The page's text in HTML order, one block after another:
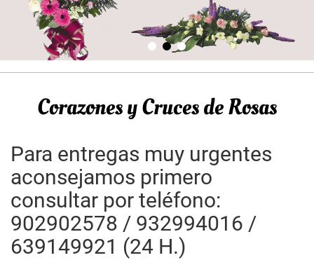
Corazones y Cruces de Rosas
Para entregas muy urgentes
aconsejamos primero
consultar por teléfono:
902902578 / 932994016 /
639149921 (24 H.)